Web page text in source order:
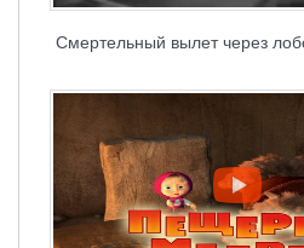
Смертельный вылет через